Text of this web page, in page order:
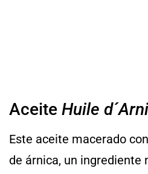
Aceite Huile
Este aceite macerado
de árnica, un ingrediente